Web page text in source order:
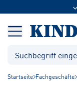
Startseite Fachgeschäfte